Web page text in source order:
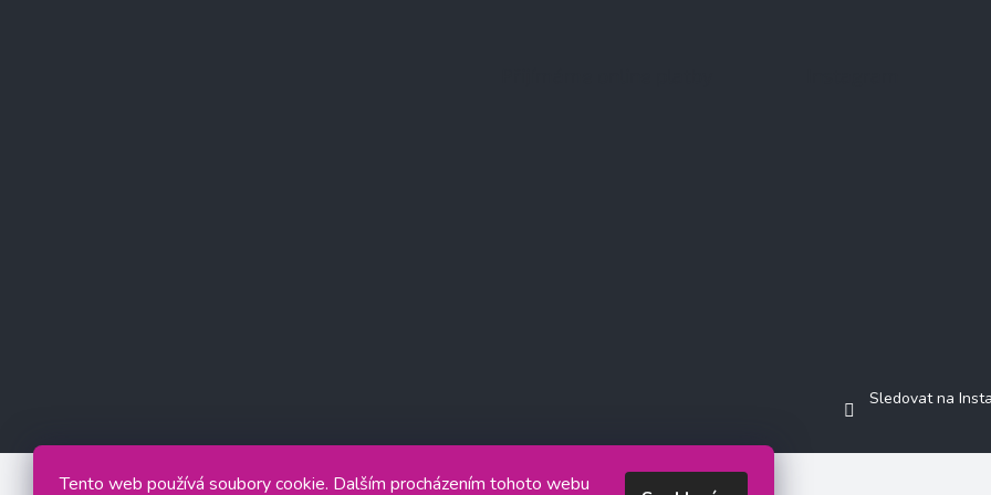
Tento web používá soubory cookie. Dalším procházením tohoto webu
Sledovat na